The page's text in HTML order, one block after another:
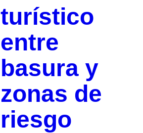
turístico
entre
basura y
zonas de
riesgo